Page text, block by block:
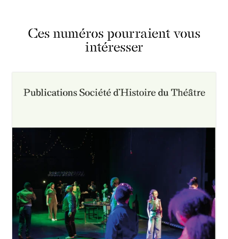
Ces numéros pourraient vous
intéresser